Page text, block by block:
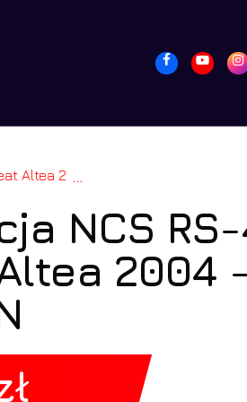
FacebookYoutube
Bluetooth 2DIN ...
NCS
2004